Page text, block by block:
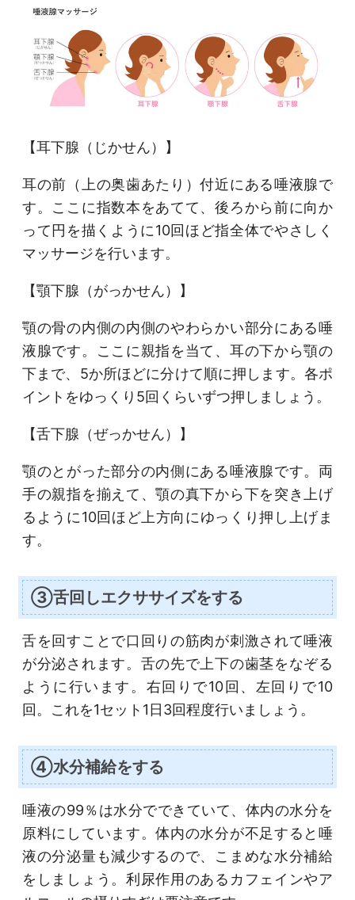
【耳下腺（じかせん）】
耳の前（上の奥歯あたり）付近にある唾液腺で
す。ここに指数本をあてて、後ろから前に向か
って円を描くように10回ほど指全体でやさしく
マッサージを行います。
【顎下腺（がっかせん）】
顎の骨の内側の内側のやわらかい部分にある唾
液腺です。ここに親指を当て、耳の下から顎の
下まで、5か所ほどに分けて順に押します。各ポ
イントをゆっくり5回くらいずつ押しましょう。
【舌下腺（ぜっかせん）】
顎のとがった部分の内側にある唾液腺です。両
手の親指を揃えて、顎の真下から下を突き上げ
るように10回ほど上方向にゆっくり押し上げま
す。
③舌回しエクササイズをする
舌を回すことで口回りの筋肉が刺激されて唾液
が分泌されます。舌の先で上下の歯茎をなぞる
ように行います。右回りで10回、左回りで10
回。これを1セット1日3回程度行いましょう。
④水分補給をする
唾液の99％は水分でできていて、体内の水分を
原料にしています。体内の水分が不足すると唾
液の分泌量も減少するので、こまめな水分補給
をしましょう。利尿作用のあるカフェインやア